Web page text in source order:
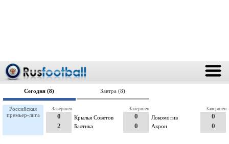
Сегодня (8) Завтра (8)
Российская
премьер-лига
Крылья Советов
0
2
Балтика
Завершен
Локомотив
0
0
Акрон
Завершен
0
0
Завершен